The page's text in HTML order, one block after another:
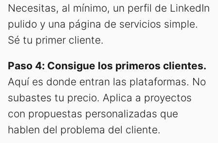
Necesitas, al mínimo, un perfil de LinkedIn
pulido y una página de servicios simple.
Sé tu primer cliente.
Paso 4: Consigue los primeros clientes.
Aquí es donde entran las plataformas. No
subastes tu precio. Aplica a proyectos
con propuestas personalizadas que
hablen del problema del cliente.